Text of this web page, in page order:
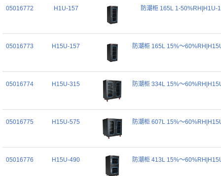
05016772 H1U-157 防潮柜 165L 1-50%RH|H1U-
05016773 H15U-157 防潮柜 165L 15%～
05016774 H15U-315 防潮柜 334L 15%～
05016775 H15U-575 防潮柜 607L 15%～
05016776 H15U-490 防潮柜 413L 15%～